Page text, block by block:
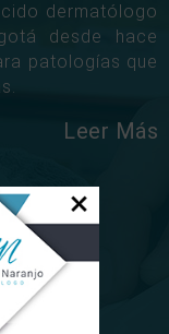
dermatólogo
desde hace
patologías que
Leer Más